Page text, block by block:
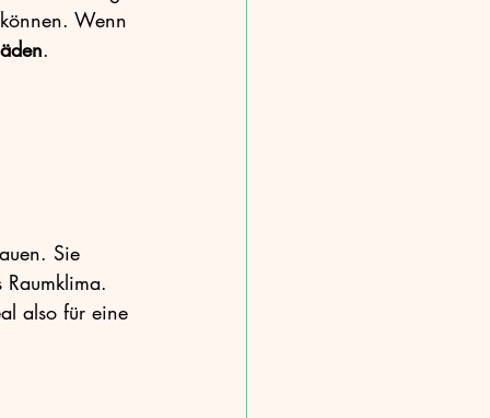
Wenn
.
Sie
also für eine